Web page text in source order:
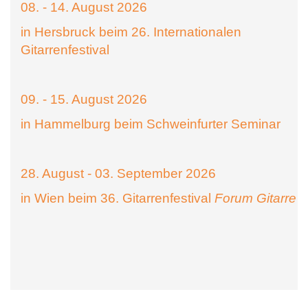
08. - 14. August 2026
in Hersbruck beim 26. Internationalen
Gitarrenfestival
09. - 15. August 2026
in Hammelburg beim Schweinfurter Seminar
28. August - 03. September 2026
in Wien beim 36. Gitarrenfestival Forum Gitarre